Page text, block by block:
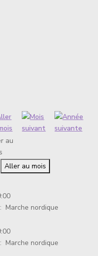
au
Aller au mois
Marche nordique
Marche nordique